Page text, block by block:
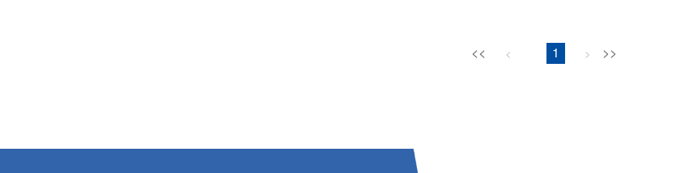
<< < 1 > >>